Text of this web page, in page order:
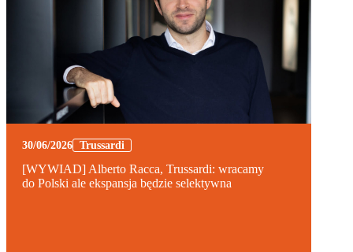
30/06/2026 Trussardi
[WYWIAD] Alberto Racca, Trussardi: wracamy
do Polski ale ekspansja będzie selektywna